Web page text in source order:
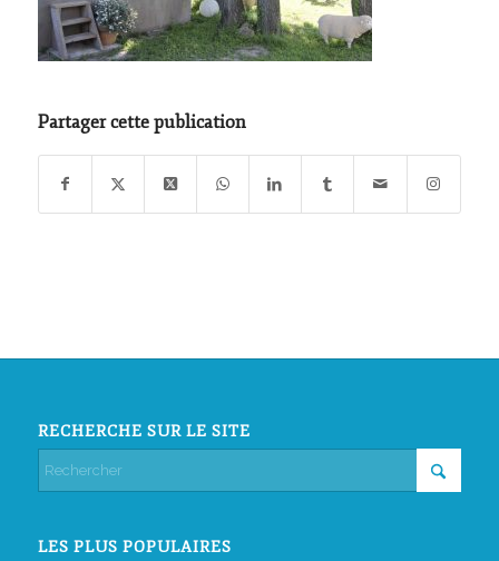
Partager cette publication
RECHERCHE SUR LE SITE
LES PLUS POPULAIRES